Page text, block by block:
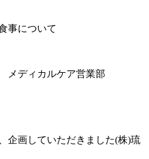
事について
メディカルケア営業部
企画していただきました(株)琉